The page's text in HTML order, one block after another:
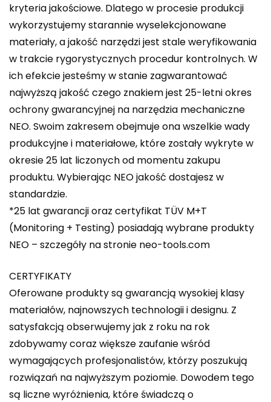
kryteria jakościowe. Dlatego w procesie produkcji
wykorzystujemy starannie wyselekcjonowane
materiały, a jakość narzędzi jest stale weryfikowania
w trakcie rygorystycznych procedur kontrolnych. W
ich efekcie jesteśmy w stanie zagwarantować
najwyższą jakość czego znakiem jest 25-letni okres
ochrony gwarancyjnej na narzędzia mechaniczne
NEO. Swoim zakresem obejmuje ona wszelkie wady
produkcyjne i materiałowe, które zostały wykryte w
okresie 25 lat liczonych od momentu zakupu
produktu. Wybierając NEO jakość dostajesz w
standardzie.
*25 lat gwarancji oraz certyfikat TÜV M+T
(Monitoring + Testing) posiadają wybrane produkty
NEO – szczegóły na stronie neo-tools.com
CERTYFIKATY
Oferowane produkty są gwarancją wysokiej klasy
materiałów, najnowszych technologii i designu. Z
satysfakcją obserwujemy jak z roku na rok
zdobywamy coraz większe zaufanie wśród
wymagających profesjonalistów, którzy poszukują
rozwiązań na najwyższym poziomie. Dowodem tego
są liczne wyróżnienia, które świadczą o